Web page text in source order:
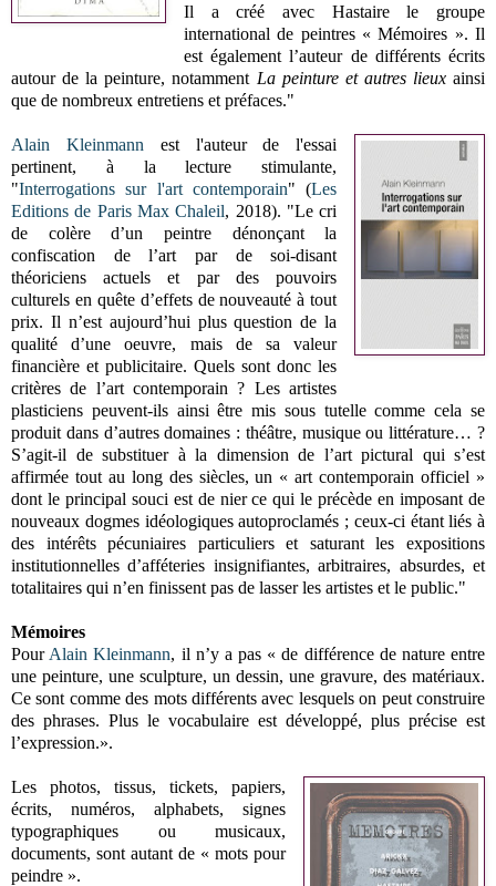
Il a créé avec Hastaire le groupe
international de peintres « Mémoires ». Il
est également l’auteur de différents écrits
autour de la peinture, notamment La peinture et autres lieuxainsi
que de nombreux entretiens et préfaces."
Alain Kleinmann est l'auteur de l'essai
pertinent, à la lecture stimulante,
"Interrogations sur l'art contemporain" (Les
Editions de Paris Max Chaleil, 2018). "Le cri
de colère d’un peintre dénonçant la
confiscation de l’art par de soi-disant
théoriciens actuels et par des pouvoirs
culturels en quête d’effets de nouveauté à tout
prix. Il n’est aujourd’hui plus question de la
qualité d’une oeuvre, mais de sa valeur
financière et publicitaire. Quels sont donc les
critères de l’art contemporain ? Les artistes
plasticiens peuvent-ils ainsi être mis sous tutelle comme cela se
produit dans d’autres domaines : théâtre, musique ou littérature… ?
S’agit-il de substituer à la dimension de l’art pictural qui s’est
affirmée tout au long des siècles, un « art contemporain officiel »
dont le principal souci est de nier ce qui le précède en imposant de
nouveaux dogmes idéologiques autoproclamés ; ceux-ci étant liés à
des intérêts pécuniaires particuliers et saturant les expositions
institutionnelles d’afféteries insignifiantes, arbitraires, absurdes, et
totalitaires qui n’en finissent pas de lasser les artistes et le public."
Mémoires
Pour Alain Kleinmann, il n’y a pas « de différence de nature entre
une peinture, une sculpture, un dessin, une gravure, des matériaux.
Ce sont comme des mots différents avec lesquels on peut construire
des phrases. Plus le vocabulaire est développé, plus précise est
l’expression.».
Les photos, tissus, tickets, papiers,
écrits, numéros, alphabets, signes
typographiques ou musicaux,
documents, sont autant de « mots pour
peindre ».